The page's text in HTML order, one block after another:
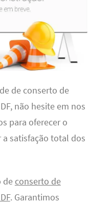
de conserto de
não hesite em nos
para oferecer o
satisfação total dos
de conserto de
. Garantimos